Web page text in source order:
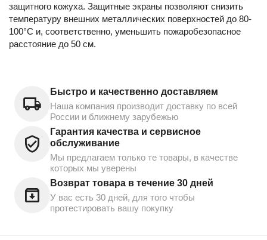
защитного кожуха. Защитные экраны позволяют снизить
температуру внешних металлических поверхностей до 80-
100°C и, соответственно, уменьшить пожаробезопасное
расстояние до 50 см.
Быстро и качественно доставляем
Наша компания производит доставку по всей
России и ближнему зарубежью
Гарантия качества и сервисное
обслуживание
Мы предлагаем только те товары, в качестве
которых мы уверены
Возврат товара в течение 30 дней
У вас есть 30 дней, для того чтобы
протестировать вашу покупку